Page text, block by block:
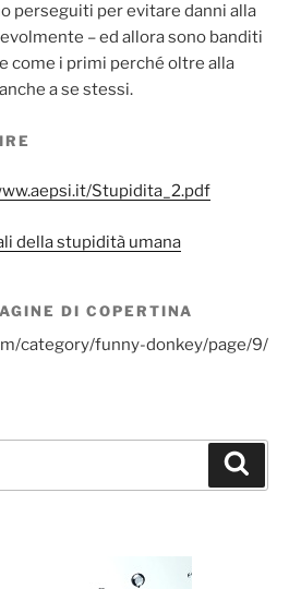
perseguiti per evitare danni alla
– ed allora sono banditi
come i primi perché oltre alla
a se stessi.
Stupidita_2.pdf
della stupidità umana
DI COPERTINA
category/funny-donkey/page/9/